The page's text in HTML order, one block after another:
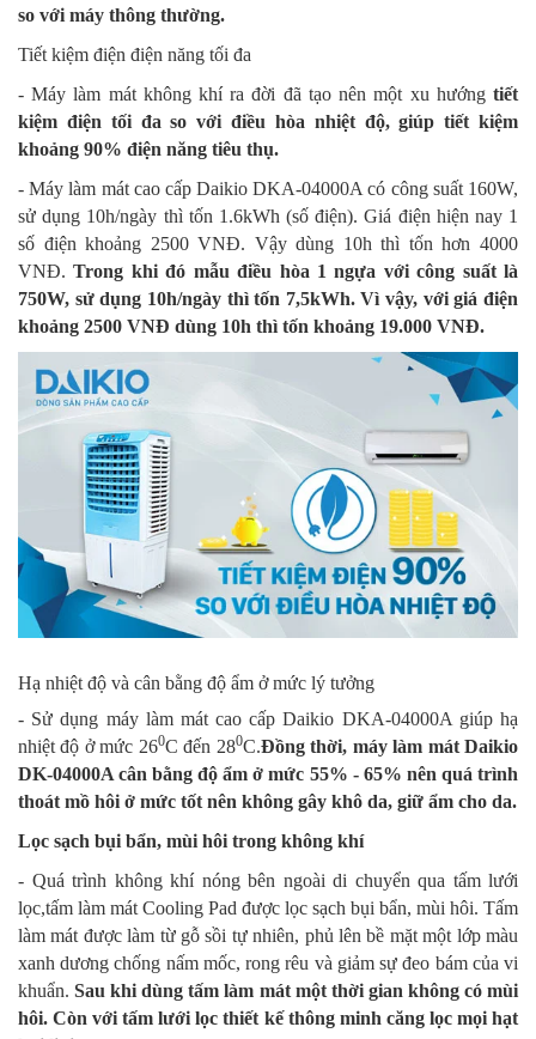
so với máy thông thường.
Tiết kiệm điện điện năng tối đa
- Máy làm mát không khí ra đời đã tạo nên một xu hướng tiết
kiệm điện tối đa so với điều hòa nhiệt độ, giúp tiết kiệm
khoảng 90% điện năng tiêu thụ.
- Máy làm mát cao cấp Daikio DKA-04000A có công suất 160W,
sử dụng 10h/ngày thì tốn 1.6kWh (số điện). Giá điện hiện nay 1
số điện khoảng 2500 VNĐ. Vậy dùng 10h thì tốn hơn 4000
VNĐ.Trong khi đó mẫu điều hòa 1 ngựa với công suất là
750W, sử dụng 10h/ngày thì tốn 7,5kWh. Vì vậy, với giá điện
khoảng 2500 VNĐ dùng 10h thì tốn khoảng 19.000 VNĐ.
Hạ nhiệt độ và cân bằng độ ẩm ở mức lý tưởng
- Sử dụng máy làm mát cao cấp Daikio DKA-04000A giúp hạ
nhiệt độ ở mức 260C đến 280C.Đồng thời, máy làm mát Daikio
DK-04000A cân bằng độ ẩm ở mức 55% - 65% nên quá trình
thoát mồ hôi ở mức tốt nên không gây khô da, giữ ẩm cho da.
Lọc sạch bụi bẩn, mùi hôi trong không khí
- Quá trình không khí nóng bên ngoài di chuyển qua tấm lưới
lọc,tấm làm mát Cooling Pad được lọc sạch bụi bẩn, mùi hôi. Tấm
làm mát được làm từ gỗ sồi tự nhiên, phủ lên bề mặt một lớp màu
xanh dương chống nấm mốc, rong rêu và giảm sự đeo bám của vi
khuẩn.Sau khi dùng tấm làm mát một thời gian không có mùi
hôi. Còn với tấm lưới lọc thiết kế thông minh căng lọc mọi hạt